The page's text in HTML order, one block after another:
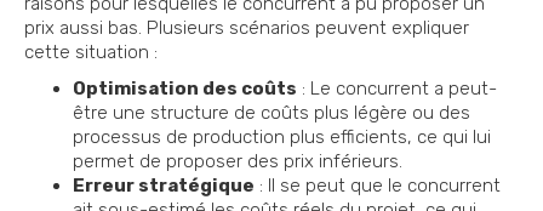
prix aussi bas. Plusieurs scénarios peuvent expliquer
cette situation :
Optimisation des coûts : Le concurrent a peut-
être une structure de coûts plus légère ou des
processus de production plus efficients, ce qui lui
permet de proposer des prix inférieurs.
Erreur stratégique : Il se peut que le concurrent